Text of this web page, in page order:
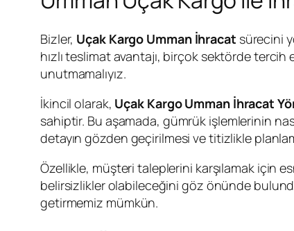
Bizler, Uçak Kargo Umman İhracat sürecini
hızlı teslimat avantajı, birçok sektörde
unutmamalıyız.
İkincil olarak, Uçak Kargo Umman İhracat
sahiptir. Bu aşamada, gümrük işlemlerinin
detayın gözden geçirilmesi ve titizlikle
Özellikle, müşteri taleplerini karşılamak için
belirsizlikler olabileceğini göz önünde
getirmemiz mümkün.